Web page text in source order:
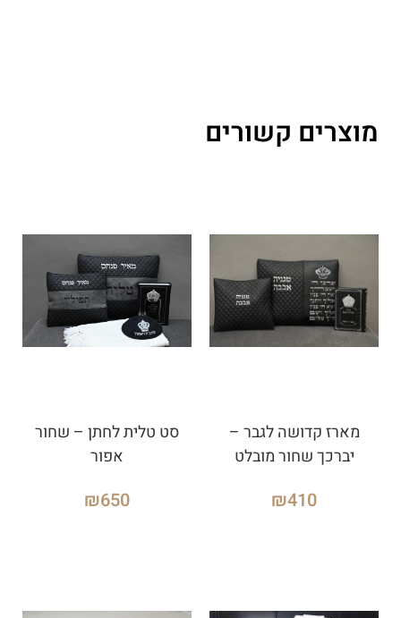
מוצרים קשורים
מארז קדושה לגבר –
יברכך שחור מובלט
₪410
סט טלית לחתן – שחור
אפור
₪650